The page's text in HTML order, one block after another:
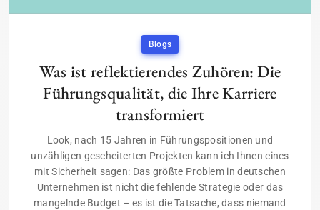
Blogs
Was ist reflektierendes Zuhören: Die
Führungsqualität, die Ihre Karriere
transformiert
Look, nach 15 Jahren in Führungspositionen und
unzähligen gescheiterten Projekten kann ich Ihnen eines
mit Sicherheit sagen: Das größte Problem in deutschen
Unternehmen ist nicht die fehlende Strategie oder das
mangelnde Budget – es ist die Tatsache, dass niemand